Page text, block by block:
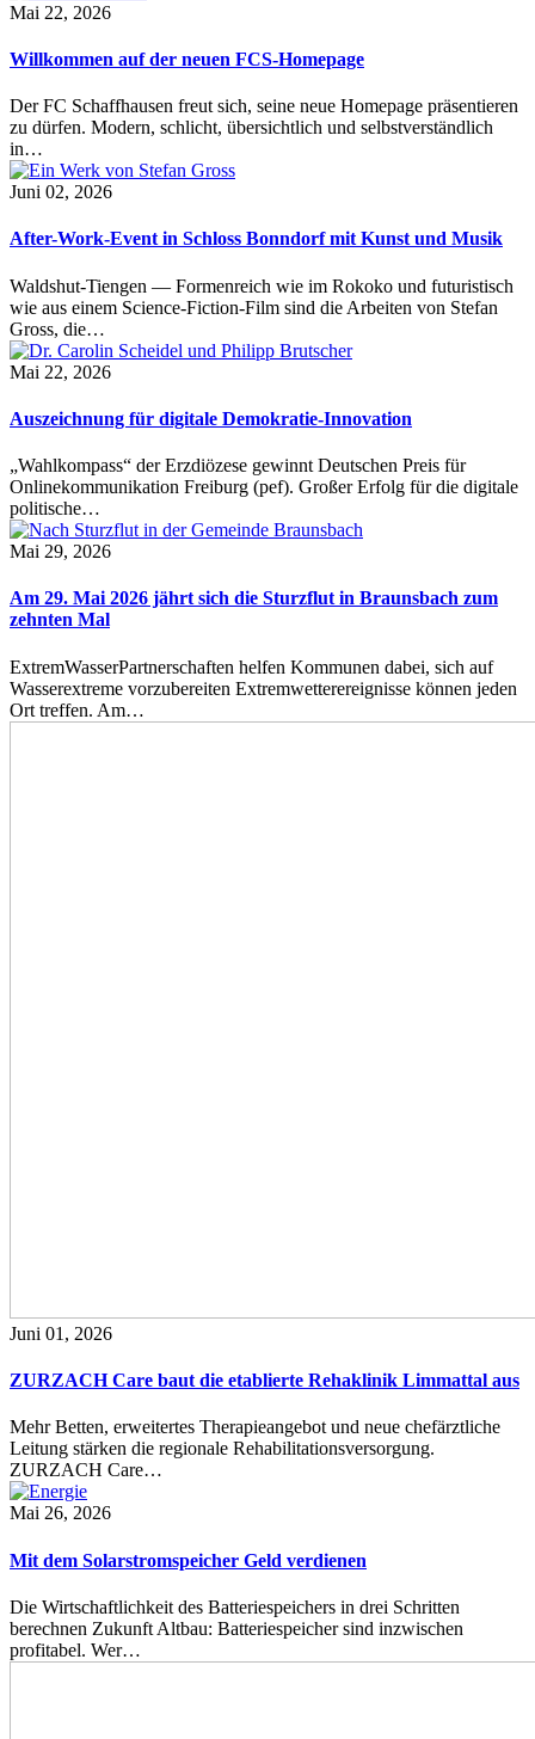
Mai 22, 2026
Willkommen auf der neuen FCS-Homepage
Der FC Schaffhausen freut sich, seine neue Homepage präsentieren
zu dürfen. Modern, schlicht, übersichtlich und selbstverständlich
in…
Juni 02, 2026
After-Work-Event in Schloss Bonndorf mit Kunst und Musik
Waldshut-Tiengen — Formenreich wie im Rokoko und futuristisch
wie aus einem Science-Fiction-Film sind die Arbeiten von Stefan
Gross, die…
Mai 22, 2026
Auszeichnung für digitale Demokratie-Innovation
„Wahlkompass“ der Erzdiözese gewinnt Deutschen Preis für
Onlinekommunikation Freiburg (pef). Großer Erfolg für die digitale
politische…
Mai 29, 2026
Am 29. Mai 2026 jährt sich die Sturzflut in Braunsbach zum
zehnten Mal
ExtremWasserPartnerschaften helfen Kommunen dabei, sich auf
Wasserextreme vorzubereiten Extremwetterereignisse können jeden
Ort treffen. Am…
Juni 01, 2026
ZURZACH Care baut die etablierte Rehaklinik Limmattal aus
Mehr Betten, erweitertes Therapieangebot und neue chefärztliche
Leitung stärken die regionale Rehabilitationsversorgung.
ZURZACH Care…
Mai 26, 2026
Mit dem Solarstromspeicher Geld verdienen
Die Wirtschaftlichkeit des Batteriespeichers in drei Schritten
berechnen Zukunft Altbau: Batteriespeicher sind inzwischen
profitabel. Wer…